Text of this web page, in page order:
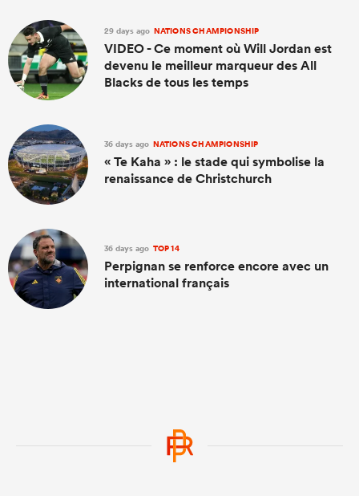
29 days ago NATIONS CHAMPIONSHIP
VIDEO - Ce moment où Will Jordan est
devenu le meilleur marqueur des All
Blacks de tous les temps
36 days ago NATIONS CHAMPIONSHIP
« Te Kaha » : le stade qui symbolise la
renaissance de Christchurch
36 days ago TOP 14
Perpignan se renforce encore avec un
international français